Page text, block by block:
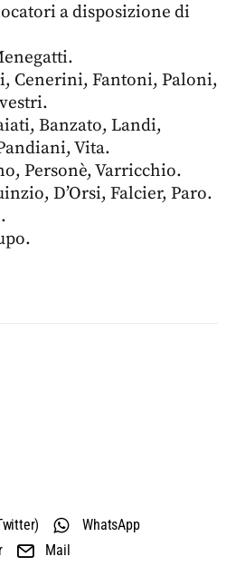
WhatsApp
Mail
a disposizione di
Cenerini, Fantoni, Paloni,
Banzato, Landi,
Vita.
Personè, Varricchio.
D’Orsi, Falcier, Paro.